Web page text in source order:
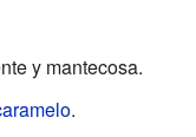
y mantecosa.
.